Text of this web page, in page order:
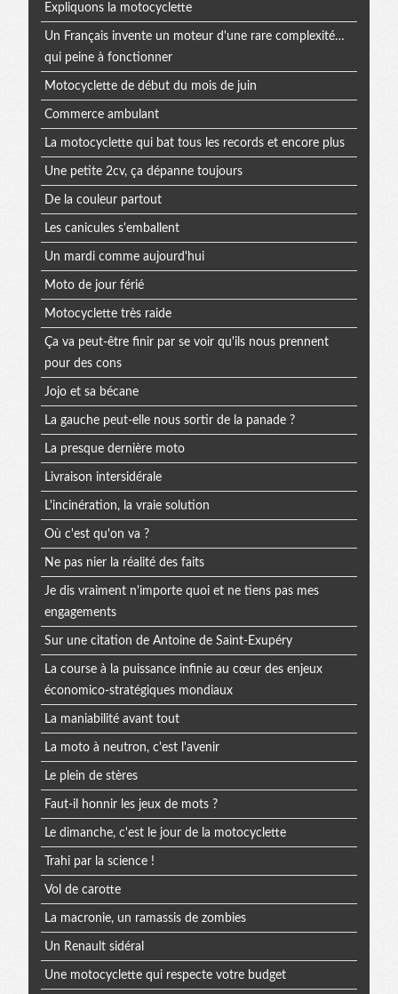
Expliquons la motocyclette
Un Français invente un moteur d'une rare complexité…
qui peine à fonctionner
Motocyclette de début du mois de juin
Commerce ambulant
La motocyclette qui bat tous les records et encore plus
Une petite 2cv, ça dépanne toujours
De la couleur partout
Les canicules s'emballent
Un mardi comme aujourd'hui
Moto de jour férié
Motocyclette très raide
Ça va peut-être finir par se voir qu'ils nous prennent
pour des cons
Jojo et sa bécane
La gauche peut-elle nous sortir de la panade ?
La presque dernière moto
Livraison intersidérale
L'incinération, la vraie solution
Où c'est qu'on va ?
Ne pas nier la réalité des faits
Je dis vraiment n'importe quoi et ne tiens pas mes
engagements
Sur une citation de Antoine de Saint-Exupéry
La course à la puissance infinie au cœur des enjeux
économico-stratégiques mondiaux
La maniabilité avant tout
La moto à neutron, c'est l'avenir
Le plein de stères
Faut-il honnir les jeux de mots ?
Le dimanche, c'est le jour de la motocyclette
Trahi par la science !
Vol de carotte
La macronie, un ramassis de zombies
Un Renault sidéral
Une motocyclette qui respecte votre budget